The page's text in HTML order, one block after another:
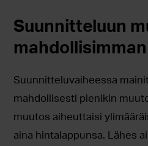
Suunnitteluun
Suunnitteluvaiheessa
mahdollisesti pienikin
muutos aiheuttaisi
aina hintalappunsa. Lähes